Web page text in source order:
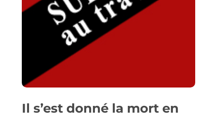
Il s’est donné la mort en